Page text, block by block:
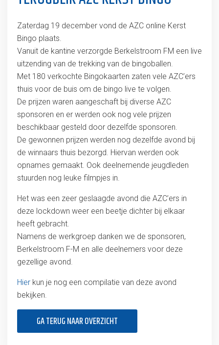
Zaterdag 19 december vond de AZC online Kerst
Bingo plaats.
Vanuit de kantine verzorgde Berkelstroom FM een live
uitzending van de trekking van de bingoballen.
Met 180 verkochte Bingokaarten zaten vele AZC’ers
thuis voor de buis om de bingo live te volgen.
De prijzen waren aangeschaft bij diverse AZC
sponsoren en er werden ook nog vele prijzen
beschikbaar gesteld door dezelfde sponsoren.
De gewonnen prijzen werden nog dezelfde avond bij
de winnaars thuis bezorgd. Hiervan werden ook
opnames gemaakt. Ook deelnemende jeugdleden
stuurden nog leuke filmpjes in.
Het was een zeer geslaagde avond die AZC’ers in
deze lockdown weer een beetje dichter bij elkaar
heeft gebracht.
Namens de werkgroep danken we de sponsoren,
Berkelstroom F-M en alle deelnemers voor deze
gezellige avond.
Hierkun je nog een compilatie van deze avond
bekijken.
GA TERUG NAAR OVERZICHT